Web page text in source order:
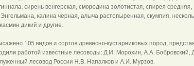
сирень венгерская, смородина золотистая, спирея средняя,
калина чёрная, алыча растопыренная, скумпия,
дикий и другие.
105 видов и сортов древесно-кустарниковых пород,
работой известные лесоводы: Д.И. Морохин, А.А. Бобровский,
лесовод России Н.В. Напалков и А.И. Мурзов.